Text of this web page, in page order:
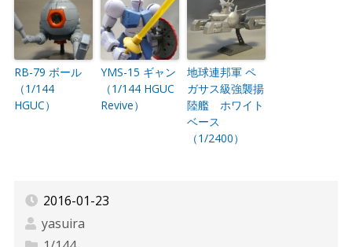
RB-79 ボール
（1/144
HGUC）
YMS-15 ギャン
（1/144 HGUC
Revive）
地球連邦軍 ペ
ガサス級強襲揚
陸艦 ホワイト
ベース
（1/2400）
2016-01-23
yasuira